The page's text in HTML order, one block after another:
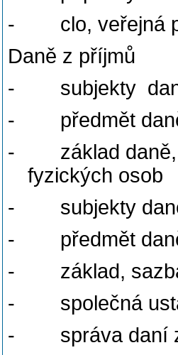
-
clo, veřejná
Daně z příjmů
-
subjekty
-
předmět
-
základ
fyzických osob
-
subjekty
-
předmět
-
základ,
-
společná
-
správa daní